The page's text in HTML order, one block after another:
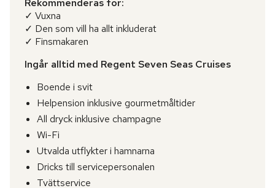
Rekommenderas för:
✓ Vuxna
✓ Den som vill ha allt inkluderat
✓ Finsmakaren
Ingår alltid med Regent Seven Seas Cruises
Boende i svit
Helpension inklusive gourmetmåltider
All dryck inklusive champagne
Wi-Fi
Utvalda utflykter i hamnarna
Dricks till servicepersonalen
Tvättservice